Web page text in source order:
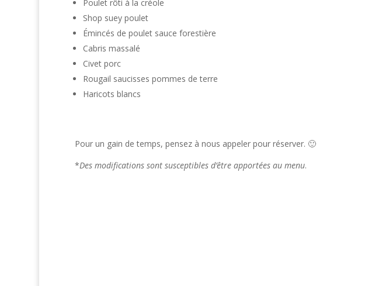
Poulet rôti à la créole
Shop suey poulet
Émincés de poulet sauce forestière
Cabris massalé
Civet porc
Rougail saucisses pommes de terre
Haricots blancs
Pour un gain de temps, pensez à nous appeler pour réserver. 🙂
*Des modifications sont susceptibles d’être apportées au menu.